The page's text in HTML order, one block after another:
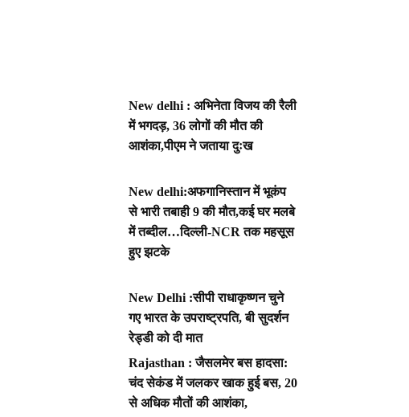
New delhi : अभिनेता विजय की रैली
में भगदड़, 36 लोगों की मौत की
आशंका,पीएम ने जताया दुःख
New delhi:अफगानिस्तान में भूकंप
से भारी तबाही 9 की मौत,कई घर मलबे
में तब्दील…दिल्ली-NCR तक महसूस
हुए झटके
New Delhi :सीपी राधाकृष्णन चुने
गए भारत के उपराष्ट्रपति, बी सुदर्शन
रेड्डी को दी मात
Rajasthan : जैसलमेर बस हादसा:
चंद सेकंड में जलकर खाक हुई बस, 20
से अधिक मौतों की आशंका,